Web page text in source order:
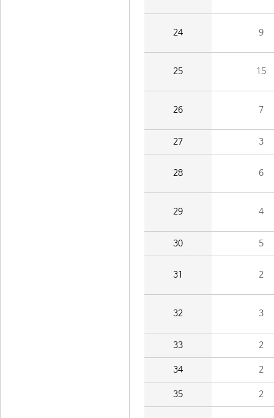
24 9
25 15
26 7
27 3
28 6
29 4
30 5
31 2
32 3
33 2
34 2
35 2